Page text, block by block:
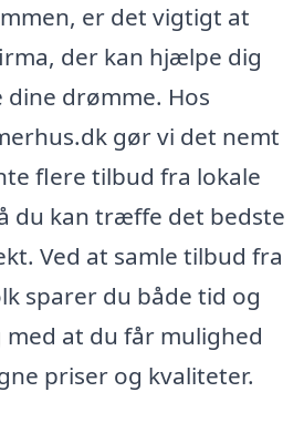
er det vigtigt at
der kan hjælpe dig
drømme. Hos
gør vi det nemt
flere tilbud fra lokale
du kan træffe det bedste
Ved at samle tilbud fra
sparer du både tid og
at du får mulighed
priser og kvaliteter.